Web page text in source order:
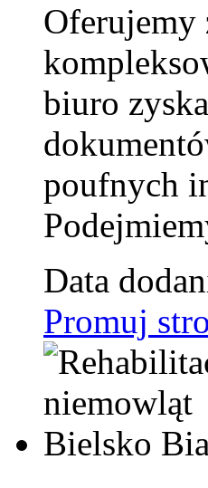
Oferujemy
biuro
poufnych
Data
Promuj